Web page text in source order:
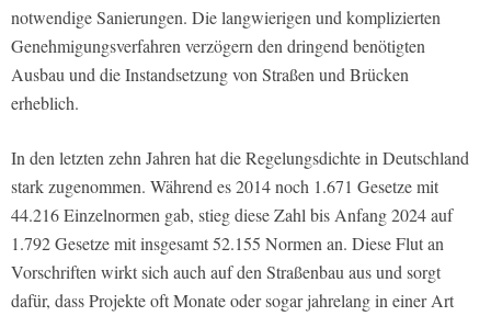
notwendige Sanierungen. Die langwierigen und komplizierten
Genehmigungsverfahren verzögern den dringend benötigten
Ausbau und die Instandsetzung von Straßen und Brücken
erheblich.
In den letzten zehn Jahren hat die Regelungsdichte in Deutschland
stark zugenommen. Während es 2014 noch 1.671 Gesetze mit
44.216 Einzelnormen gab, stieg diese Zahl bis Anfang 2024 auf
1.792 Gesetze mit insgesamt 52.155 Normen an. Diese Flut an
Vorschriften wirkt sich auch auf den Straßenbau aus und sorgt
dafür, dass Projekte oft Monate oder sogar jahrelang in einer Art